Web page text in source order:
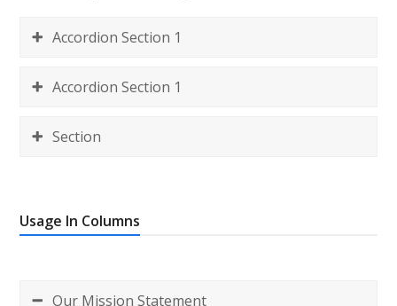
Accordion Section 1
Accordion Section 1
Section
Usage In Columns
Our Mission Statement